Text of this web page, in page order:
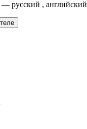
русский , английский